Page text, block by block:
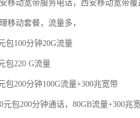
移动宽带服务电话，西安移动宽带覆
移动套餐，流量多，
包100分钟20G流量
包220 G流量
包200分钟100G流量+300兆宽带
元包200分钟通话，80GB流量+300兆